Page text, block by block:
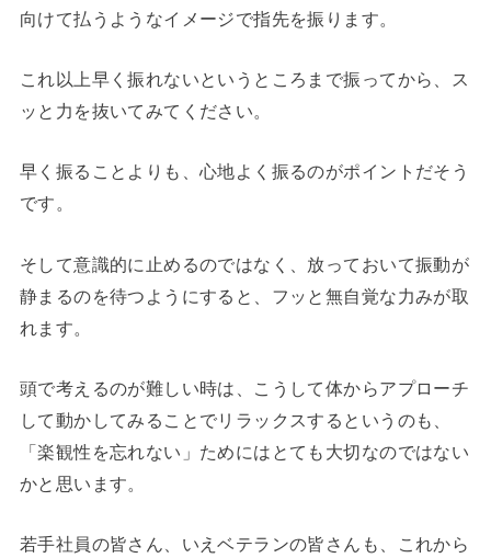
向けて払うようなイメージで指先を振ります。
これ以上早く振れないというところまで振ってから、ス
ッと力を抜いてみてください。
早く振ることよりも、心地よく振るのがポイントだそう
です。
そして意識的に止めるのではなく、放っておいて振動が
静まるのを待つようにすると、フッと無自覚な力みが取
れます。
頭で考えるのが難しい時は、こうして体からアプローチ
して動かしてみることでリラックスするというのも、
「楽観性を忘れない」ためにはとても大切なのではない
かと思います。
若手社員の皆さん、いえベテランの皆さんも、これから